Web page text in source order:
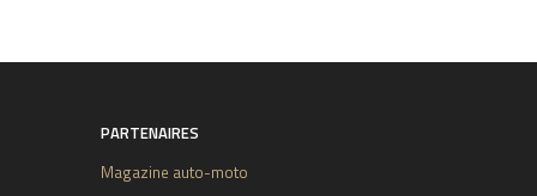
PARTENAIRES
Magazine auto-moto